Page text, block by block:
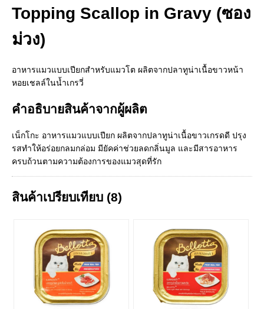
Topping Scallop in Gravy (ซอง
ม่วง)
อาหารแมวแบบเปียกสำหรับแมวโต ผลิตจากปลาทูน่าเนื้อขาวหน้า
หอยเชลล์ในน้ำเกรวี่
คำอธิบายสินค้าจากผู้ผลิต
เน็กโกะ อาหารแมวแบบเปียก ผลิตจากปลาทูน่าเนื้อขาวเกรดดี ปรุง
รสทำให้อร่อยกลมกล่อม มียัคค่าช่วยลดกลิ่นมูล และมีสารอาหาร
ครบถ้วนตามความต้องการของแมวสุดที่รัก
สินค้าเปรียบเทียบ (8)